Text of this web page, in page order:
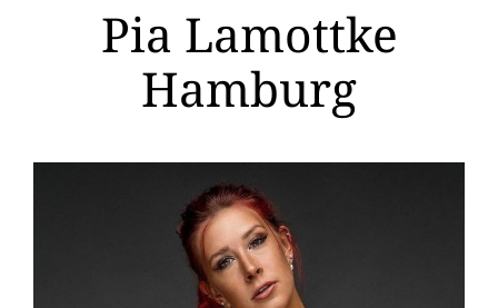
Pia Lamottke
Hamburg